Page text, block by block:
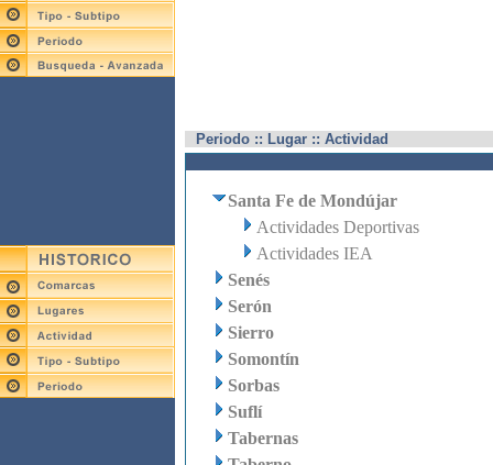
Periodo :: Lugar :: Actividad
Santa Fe de Mondújar
Actividades Deportivas
Actividades IEA
Senés
Serón
Sierro
Somontín
Sorbas
Suflí
Tabernas